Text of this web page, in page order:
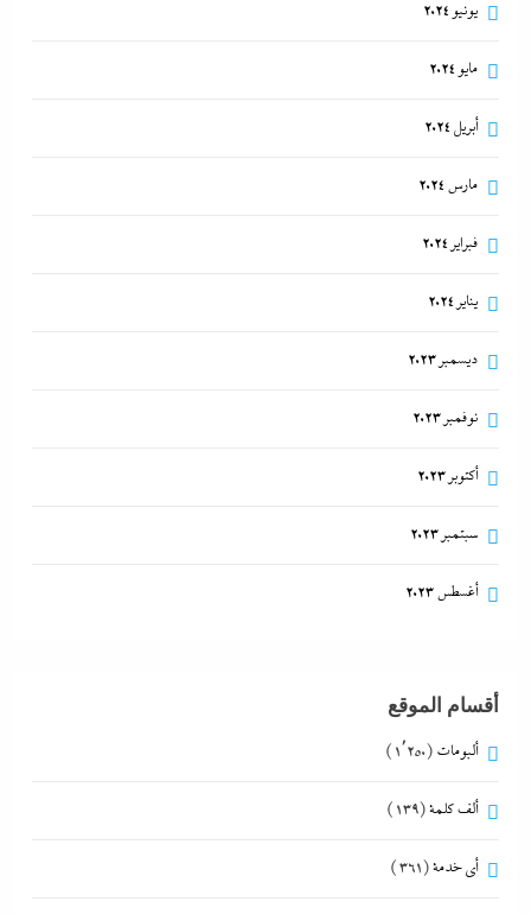
يونيو 2024
مايو 2024
أبريل 2024
مارس 2024
فبراير 2024
يناير 2024
ديسمبر 2023
نوفمبر 2023
أكتوبر 2023
سبتمبر 2023
أغسطس 2023
أقسام الموقع
ألبومات (1٬250)
ألف كلمة(139)
أي خدمة(361)